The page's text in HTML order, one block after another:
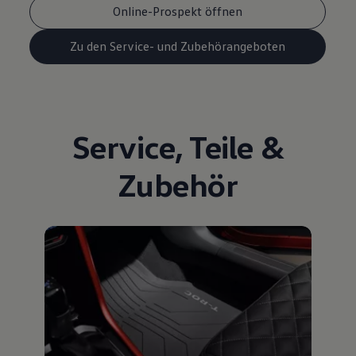
Online-Prospekt öffnen
Zu den Service- und Zubehörangeboten
Service, Teile &
Zubehör